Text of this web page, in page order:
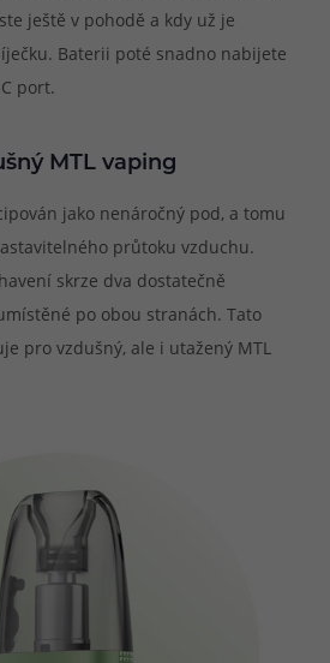
ještě v pohodě a kdy už je
Baterii poté snadno nabijete
port.
MTL vaping
jako nenáročný pod, a tomu
průtoku vzduchu.
skrze dva dostatečně
po obou stranách. Tato
pro vzdušný, ale i utažený MTL